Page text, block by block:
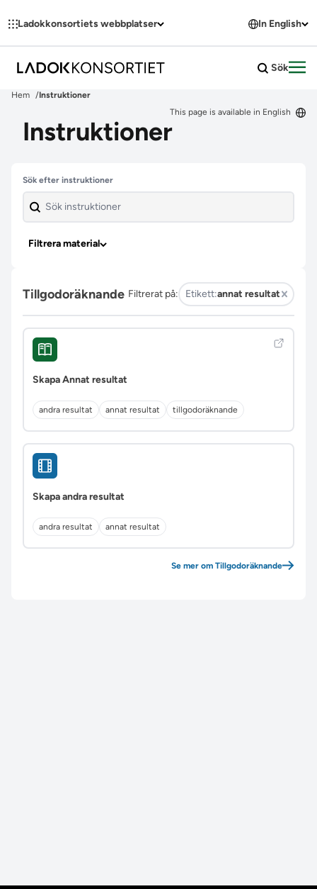
Ladokkonsortiets webbplatser In English
Sök
Hem
Instruktioner
This page is available in English
Instruktioner
Hoppa över filter
Sök efter instruktioner
Filtrera material
Tillgodoräknande Filtrerat på: Etikett:annat resultat
Skapa Annat resultat
andra resultat annat resultat tillgodoräknande
Skapa andra resultat
andra resultat annat resultat
Se mer om Tillgodoräknande